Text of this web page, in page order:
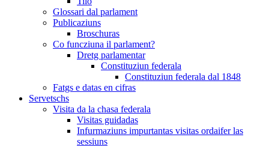
Glossari dal parlament
Publicaziuns
Broschuras
Co funcziuna il parlament?
Dretg parlamentar
Constituziun federala
Constituziun federala dal 1848
Fatgs e datas en cifras
Servetschs
Visita da la chasa federala
Visitas guidadas
Infurmaziuns impurtantas visitas ordaifer las
sessiuns